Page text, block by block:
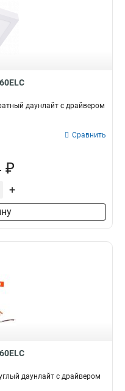
даунлайт с драйвером
Сравнить
₽
+
даунлайт с драйвером